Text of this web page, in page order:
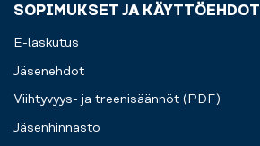
SOPIMUKSET JA KÄYTTÖEHDOT
E-laskutus
Jäsenehdot
Viihtyvyys- ja treenisäännöt (PDF)
Jäsenhinnasto